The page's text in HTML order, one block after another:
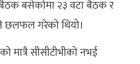
बसेकोमा २३ वटा बैठक र
छलफल गरेको थियो।
मात्रै सीसीटीभीको नभई